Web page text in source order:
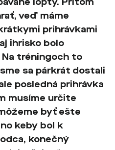
veď máme
prihrávkami
ihrisko bolo
tréningoch to
sa párkrát dostali
posledná prihrávka
musíme určite
byť ešte
keby bol k
konečný